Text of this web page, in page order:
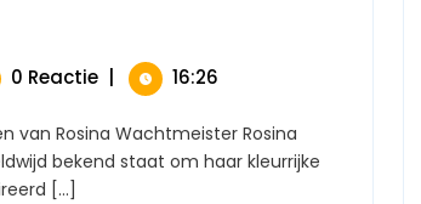
0 Reactie 16:26
bekend staat om haar kleurrijke
[...]